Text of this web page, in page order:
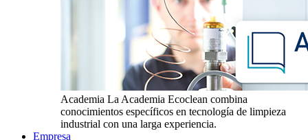
Academia La Academia Ecoclean combina
conocimientos específicos en tecnología de limpieza
industrial con una larga experiencia.
Empresa